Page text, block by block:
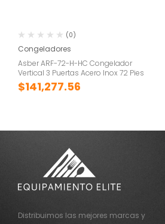
(0)
Congeladores
Asber ARF-72-H-HC Congelador
Vertical 3 Puertas Acero Inox 72 Pies
$141,277.56
Distribuimos las mejores marcas y